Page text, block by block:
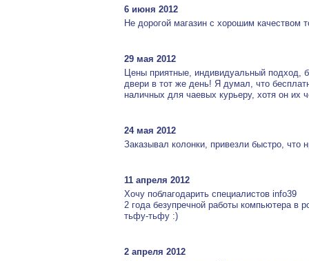
6 июня 2012
Не дорогой магазин с хорошим качеством
29 мая 2012
Цены приятные, индивидуальный подход,
двери в тот же день! Я думал, что
наличных для чаевых курьеру, хотя он
24 мая 2012
Заказывал колонки, привезли быстро, что
11 апреля 2012
Хочу поблагодарить специалистов info39
2 года безупречной работы компьютера в
тьфу-тьфу :)
2 апреля 2012